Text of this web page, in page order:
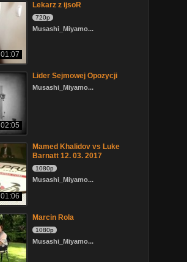
01:07
Lekarz z ijsoR
720p
Musashi_Miyamo...
02:05
Lider Sejmowej Opozycji
Musashi_Miyamo...
01:06
Mamed Khalidov vs Luke
Barnatt 12. 03. 2017
1080p
Musashi_Miyamo...
Marcin Rola
1080p
Musashi_Miyamo...